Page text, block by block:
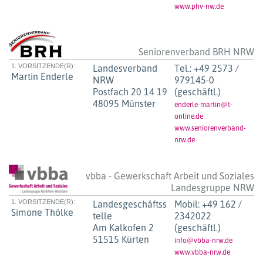
www.phv-nw.de
Seniorenverband BRH NRW
1. VORSITZENDE(R):
Martin Enderle
Landesverband
NRW
Postfach 20 14 19
48095 Münster
Tel.:+49 2573 /
979145-0
(geschäftl.)
enderle-martin@t-
online.de
www.seniorenverband-
nrw.de
vbba - Gewerkschaft Arbeit und Soziales
Landesgruppe NRW
1. VORSITZENDE(R):
Simone Thölke
Landesgeschäftss
telle
Am Kalkofen 2
51515 Kürten
Mobil:+49 162 /
2342022
(geschäftl.)
info@vbba-nrw.de
www.vbba-nrw.de